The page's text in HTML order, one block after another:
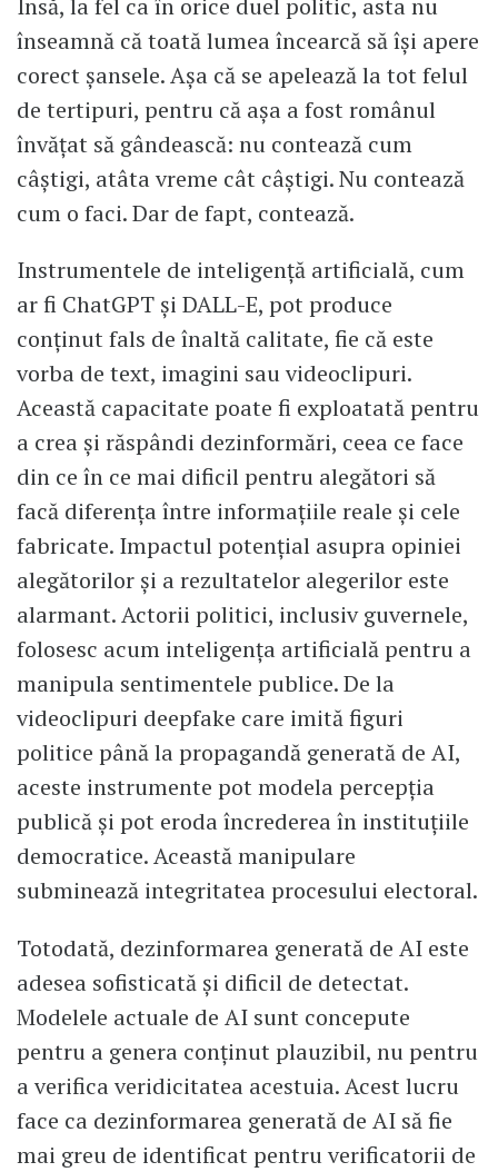
înseamnă că toată lumea încearcă să își apere
corect șansele. Așa că se apelează la tot felul
de tertipuri, pentru că așa a fost românul
învățat să gândească: nu contează cum
câștigi, atâta vreme cât câștigi. Nu contează
cum o faci. Dar de fapt, contează.
Instrumentele de inteligență artificială, cum
ar fi ChatGPT și DALL-E, pot produce
conținut fals de înaltă calitate, fie că este
vorba de text, imagini sau videoclipuri.
Această capacitate poate fi exploatată pentru
a crea și răspândi dezinformări, ceea ce face
din ce în ce mai dificil pentru alegători să
facă diferența între informațiile reale și cele
fabricate. Impactul potențial asupra opiniei
alegătorilor și a rezultatelor alegerilor este
alarmant. Actorii politici, inclusiv guvernele,
folosesc acum inteligența artificială pentru a
manipula sentimentele publice. De la
videoclipuri deepfake care imită figuri
politice până la propagandă generată de AI,
aceste instrumente pot modela percepția
publică și pot eroda încrederea în instituțiile
democratice. Această manipulare
subminează integritatea procesului electoral.
Totodată, dezinformarea generată de AI este
adesea sofisticată și dificil de detectat.
Modelele actuale de AI sunt concepute
pentru a genera conținut plauzibil, nu pentru
a verifica veridicitatea acestuia. Acest lucru
face ca dezinformarea generată de AI să fie
mai greu de identificat pentru verificatorii de